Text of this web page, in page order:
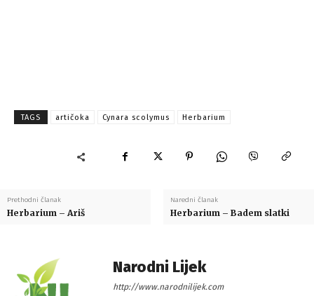
TAGS artičoka Cynara scolymus Herbarium
Prethodni članak
Herbarium – Ariš
Naredni članak
Herbarium – Badem slatki
Narodni Lijek
http://www.narodnilijek.com